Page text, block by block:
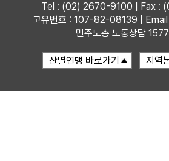
Tel : (02) 2670-9100 | Fax :
고유번호 : 107-82-08139 |
민주노총 노동상담